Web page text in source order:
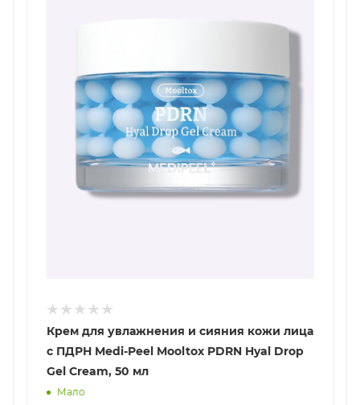
Крем для увлажнения и сияния кожи лица
с ПДРН Medi-Peel Mooltox PDRN Hyal Drop
Gel Cream, 50 мл
Мало